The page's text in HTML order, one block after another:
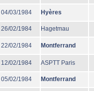
04/03/1984 Hyères
26/02/1984 Hagetmau
22/02/1984 Montferrand
12/02/1984 ASPTT Paris
05/02/1984 Montferrand